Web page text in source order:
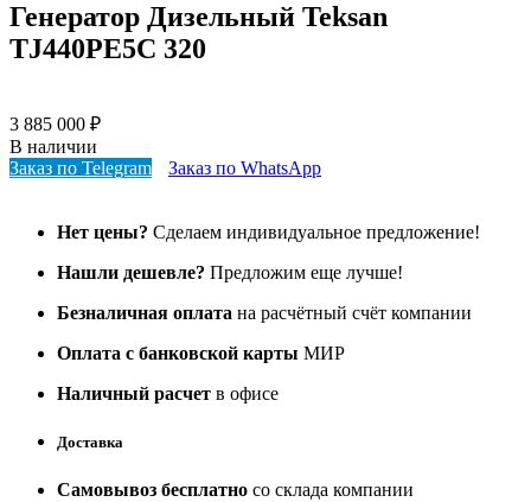
Генератор Дизельный Teksan
TJ440PE5C 320
3 885 000 ₽
В наличии
Заказ по Telegram
Заказ по WhatsApp
Нет цены? Сделаем индивидуальное предложение!
Нашли дешевле? Предложим еще лучше!
Безналичная оплата на расчётный счёт компании
Оплата с банковской карты МИР
Наличный расчет в офисе
Доставка
Самовывоз бесплатно со склада компании